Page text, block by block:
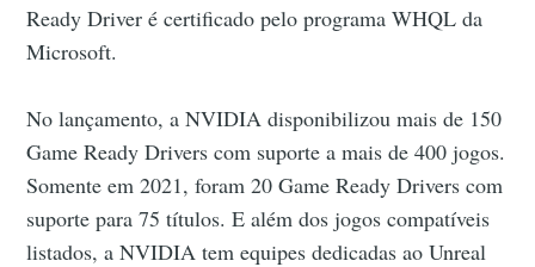
Ready Driver é certificado pelo programa WHQL da
Microsoft.
No lançamento, a NVIDIA disponibilizou mais de 150
Game Ready Drivers com suporte a mais de 400 jogos.
Somente em 2021, foram 20 Game Ready Drivers com
suporte para 75 títulos. E além dos jogos compatíveis
listados, a NVIDIA tem equipes dedicadas ao Unreal